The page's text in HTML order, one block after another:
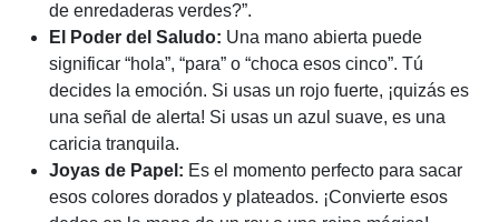
de enredaderas verdes?”.
El Poder del Saludo: Una mano abierta puede
significar “hola”, “para” o “choca esos cinco”. Tú
decides la emoción. Si usas un rojo fuerte, ¡quizás es
una señal de alerta! Si usas un azul suave, es una
caricia tranquila.
Joyas de Papel: Es el momento perfecto para sacar
esos colores dorados y plateados. ¡Convierte esos